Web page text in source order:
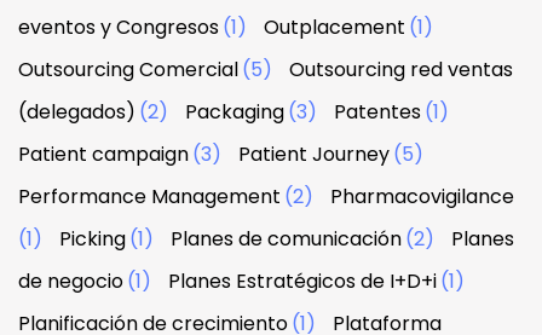
eventos y Congresos(1) Outplacement (1)
Outsourcing Comercial(5)
Outsourcing red ventas
(delegados) (2) Packaging(3) Patentes(1)
Patient campaign(3) Patient Journey(5)
Performance Management (2)
Pharmacovigilance
(1)
Picking(1) Planes de comunicación(2)
Planes
de negocio(1) Planes Estratégicos de I+D+i(1)
Planificación de crecimiento(1) Plataforma